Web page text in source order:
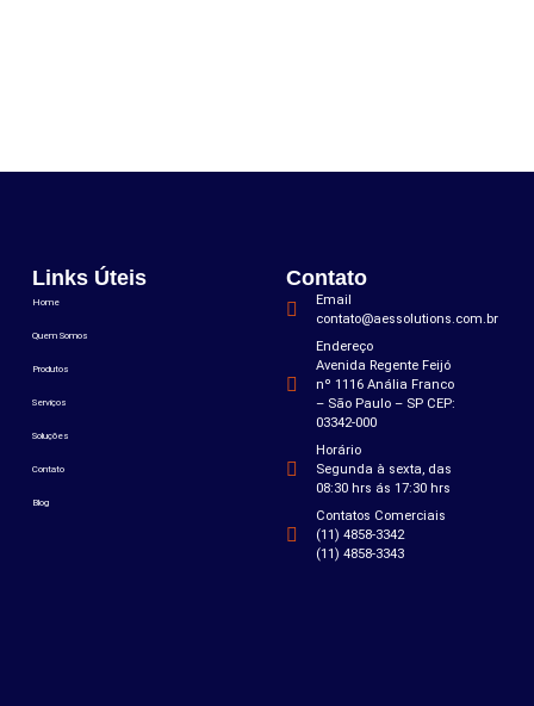
Links Úteis
Home
Quem Somos
Produtos
Serviços
Soluções
Contato
Blog
Contato
Email
contato@aessolutions.com.br
Endereço
Avenida Regente Feijó
nº 1116 Anália Franco
– São Paulo – SP CEP:
03342-000
Horário
Segunda à sexta, das
08:30 hrs ás 17:30 hrs
Contatos Comerciais
(11) 4858-3342
(11) 4858-3343